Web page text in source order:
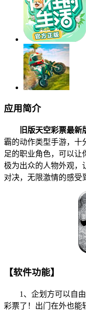
应用简介
旧版天空彩票最新
霸的动作类型手游，十
足的职业角色，可以让
极为出众的人物外观，
对决，无限激情的感受
【软件功能】
1、企划方可以自由
彩票了！出门在外也能